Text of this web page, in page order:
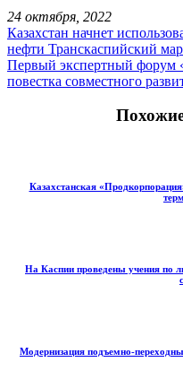
24 октября, 2022
Казахстан начнет
нефти Транскаспийский
Первый экспертный форум
повестка совместного
Казахстанская
На Каспии проведены учения по
Модернизация подъемно-